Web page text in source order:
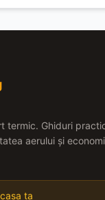
termic. Ghiduri
aerului și
ta